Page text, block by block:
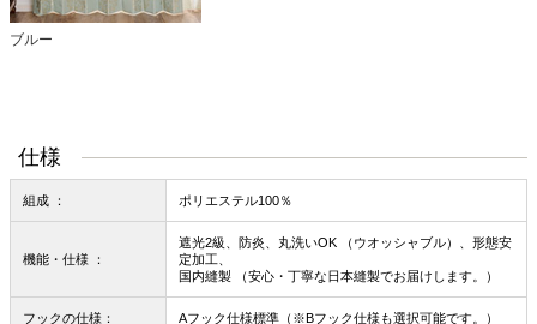
ブルー
仕様
組成 ： ポリエステル100％
機能・仕様 ：
遮光2級、防炎、丸洗いOK （ウオッシャブル）、形態安
定加工、
国内縫製 （安心・丁寧な日本縫製でお届けします。）
フックの仕様： Aフック仕様標準（※Bフック仕様も選択可能です。）